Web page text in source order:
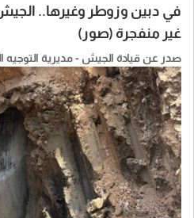
في دبين وزوطر وغيرها..
غير منفجرة (صور)
صدر عن قيادة الجيش - مديرية التوجيه